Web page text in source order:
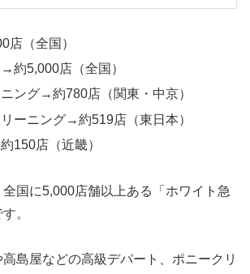
店（全国）
約5,000店（全国）
ング→約780店（関東・中京）
ーニング→約519店（東日本）
150店（近畿）
国に5,000店舗以上ある「ホワイト急
。
島屋などの高級デパート、ポニークリ